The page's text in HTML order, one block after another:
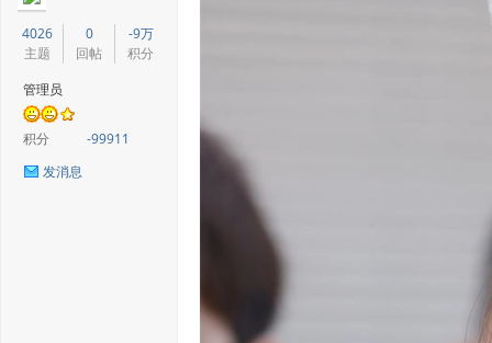
4026
主题
0
回帖
-9万
积分
管理员
积分
-99911
发消息